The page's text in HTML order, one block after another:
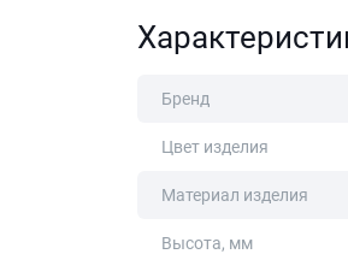
Бренд
Цвет изделия
Материал изделия
Высота, мм